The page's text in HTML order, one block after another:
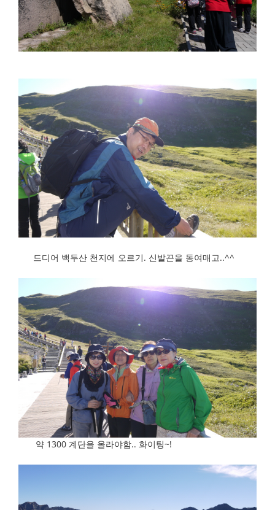
드디어 백두산 천지에 오르기. 신발끈을 동여매고..^^
약 1300 계단을 올라야함.. 화이팅~!